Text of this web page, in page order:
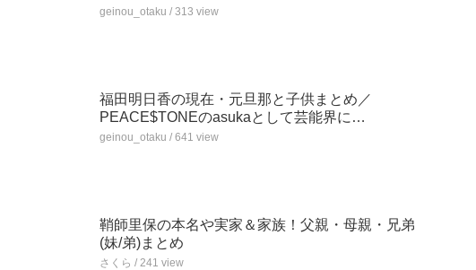
geinou_otaku / 313 view
福田明日香の現在・元旦那と子供まとめ／
PEACE$TONEのasukaとして芸能界に…
geinou_otaku / 641 view
鞘師里保の本名や実家＆家族！父親・母親・兄弟
(妹/弟)まとめ
さくら / 241 view